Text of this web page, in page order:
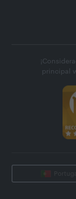
principal